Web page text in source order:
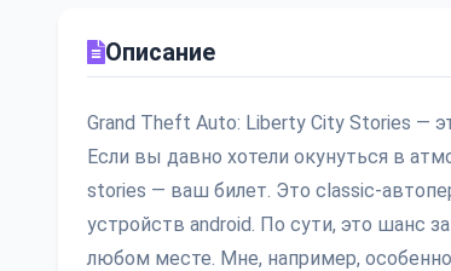
Описание
Grand Theft Auto: Liberty City Stories —
Если вы давно хотели окунуться в
stories — ваш билет. Это classic-
устройств android. По сути, это шанс
любом месте. Мне, например,